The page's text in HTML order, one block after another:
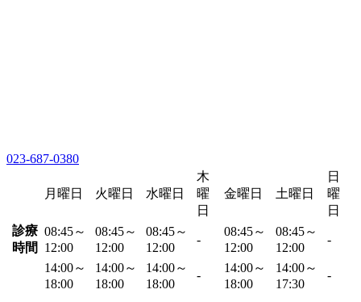
023-687-0380
月曜日 火曜日 水曜日
木
曜
日
金曜日 土曜日
日
曜
日
診療
時間
08:45～
12:00
08:45～
12:00
08:45～
12:00
-
08:45～
12:00
08:45～
12:00
-
14:00～
18:00
14:00～
18:00
14:00～
18:00
-
14:00～
18:00
14:00～
17:30
-